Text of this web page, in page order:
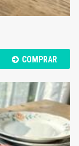
COMPRAR